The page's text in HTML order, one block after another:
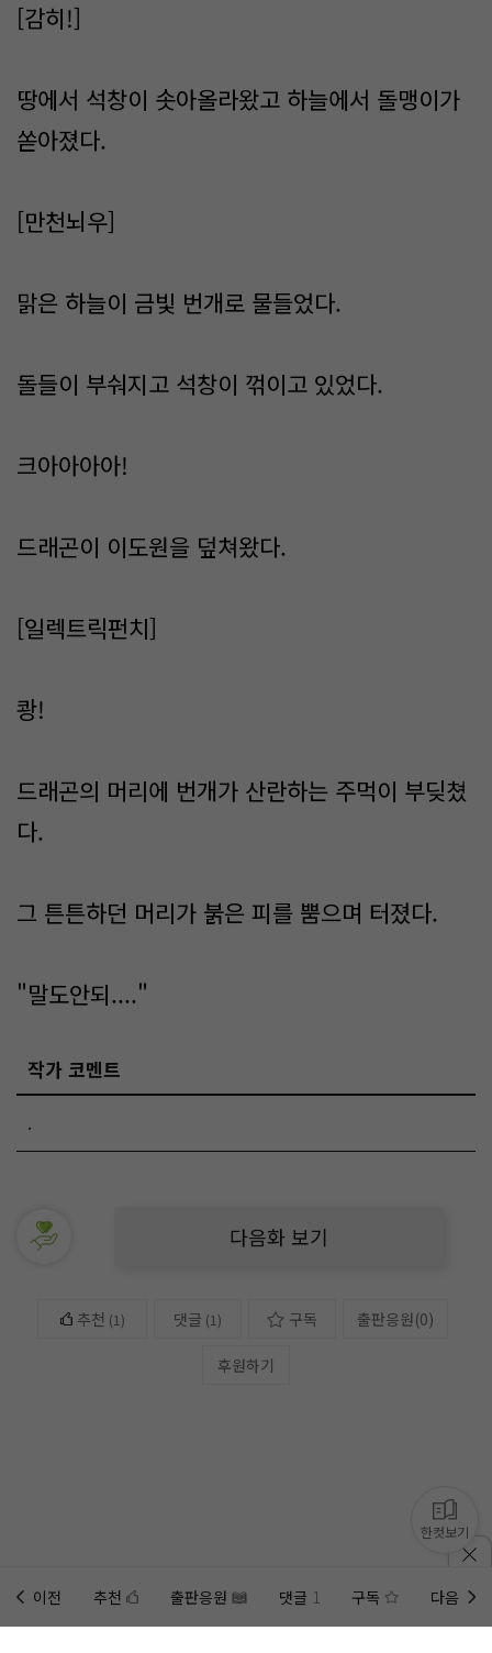
[감히!]
땅에서 석창이 솟아올라왔고 하늘에서 돌맹이가
쏟아졌다.
[만천뇌우]
맑은 하늘이 금빛 번개로 물들었다.
돌들이 부숴지고 석창이 꺾이고 있었다.
크아아아아!
드래곤이 이도원을 덮쳐왔다.
[일렉트릭펀치]
쾅!
드래곤의 머리에 번개가 산란하는 주먹이 부딪쳤
다.
그 튼튼하던 머리가 붉은 피를 뿜으며 터졌다.
"말도안되...."
작가 코멘트
.
다음화 보기
추천 (1) 댓글 (1) 구독 출판응원(0)
후원하기
이전 추천 출판응원 댓글 1 구독 다음
한컷보기
홈에미노벨 웹추가하기 미노벨 앱설치하기